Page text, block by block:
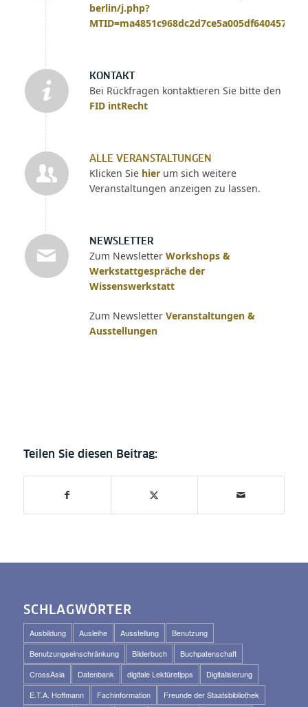
berlin/j.php?
MTID=ma4851c968dc2d7ce5a005df640457abb
KONTAKT
Bei Rückfragen kontaktieren Sie bitte den
FID intRecht
ALLE VERANSTALTUNGEN
Klicken Sie hierum sich weitere
Veranstaltungen anzeigen zu lassen.
NEWSLETTER
Zum Newsletter Workshops &
Werkstattgespräche der
Wissenswerkstatt
Zum Newsletter Veranstaltungen &
Ausstellungen
SCHLAGWÖRTER
Ausbildung Ausleihe Ausstellung
Benutzung
Benutzungseinschränkung
Bilderbuch
Buchpatenschaft
CrossAsia
Datenbank digitale Lektüretipps
Digitalisierung
E.T.A. Hoffmann
Fachinformation
Freunde der Staatsbibliothek